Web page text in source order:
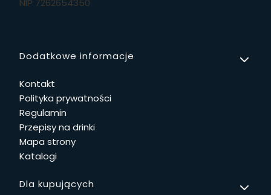
NIP 7262654350
Linki w stopce
Dodatkowe informacje
Kontakt
Polityka prywatności
Regulamin
Przepisy na drinki
Mapa strony
Katalogi
Dla kupujących